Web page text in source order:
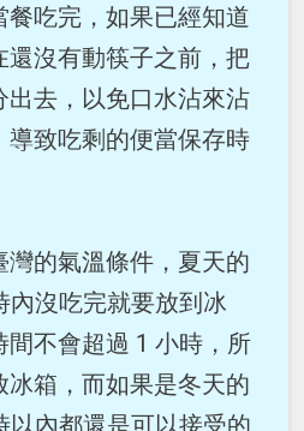
餐吃完，如果已經知道
還沒有動筷子之前，把
出去，以免口水沾來沾
導致吃剩的便當保存時
灣的氣溫條件，夏天的
內沒吃完就要放到冰
不會超過 1 小時，所
冰箱，而如果是冬天的
以內都還是可以接受的